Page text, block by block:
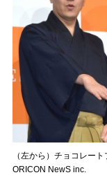
（左から）チョコレー
ORICON NewS inc.